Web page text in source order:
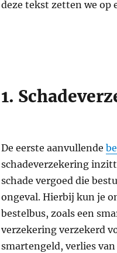
deze tekst zetten we op
1.
De eerste aanvullende
schadeverzekering
schade vergoed die
ongeval. Hierbij kun je
bestelbus, zoals een
verzekering verzekerd
smartengeld, verlies